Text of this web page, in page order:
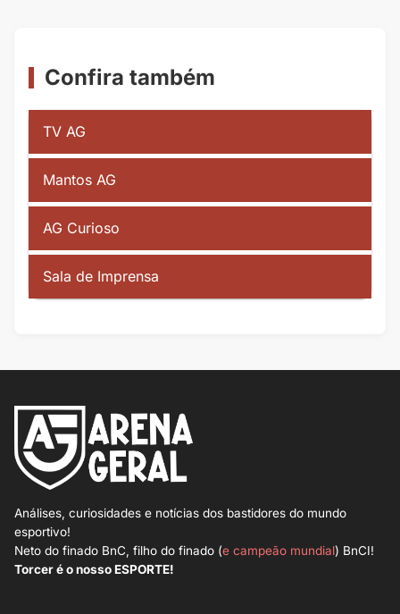
Confira também
TV AG
Mantos AG
AG Curioso
Sala de Imprensa
Análises, curiosidades e notícias dos bastidores do mundo
esportivo!
Neto do finado BnC, filho do finado (e campeão mundial) BnCI!
Torcer é o nosso ESPORTE!